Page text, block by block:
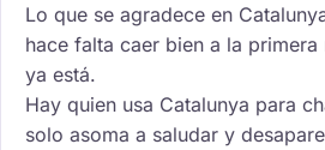
Lo que se agradece en
hace falta caer bien a la
ya está.
Hay quien usa Catalunya para
solo asoma a saludar y